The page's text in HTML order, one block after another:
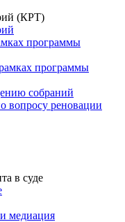
(КРТ)
программы
программы
собраний
вопросу реновации
в суде
медиация